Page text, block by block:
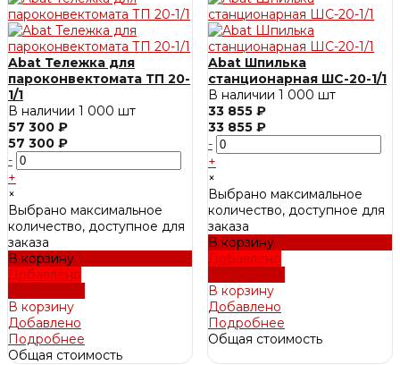
Abat Тележка для
пароконвектомата ТП 20-
1/1
В наличии 1 000 шт
57 300 ₽
57 300 ₽
-
+
×
Выбрано максимальное
количество, доступное для
заказа
В корзину
Добавлено
В корзину
Добавлено
Подробнее
Общая стоимость
Abat Шпилька
станционарная ШС-20-1/1
В наличии 1 000 шт
33 855 ₽
33 855 ₽
-
+
×
Выбрано максимальное
количество, доступное для
заказа
В корзину
Добавлено
В корзину
Добавлено
Подробнее
Общая стоимость